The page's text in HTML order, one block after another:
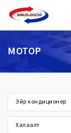
МОТОР
Эйр кондиционер
Халаалт